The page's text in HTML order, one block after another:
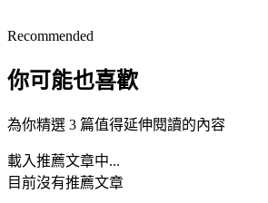
Recommended
你可能也喜歡
為你精選 3 篇值得延伸閱讀的內容
載入推薦文章中...
目前沒有推薦文章